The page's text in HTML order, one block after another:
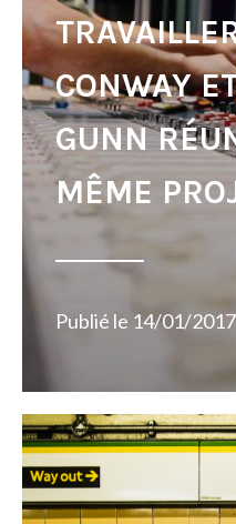
CONWAY
GUNN
MÊME
Publié le 14/01/2017